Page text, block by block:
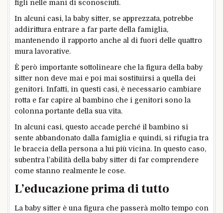
figli nelle mani di sconosciuti.
In alcuni casi, la baby sitter, se apprezzata, potrebbe
addirittura entrare a far parte della famiglia,
mantenendo il rapporto anche al di fuori delle quattro
mura lavorative.
È però importante sottolineare che la figura della baby
sitter non deve mai e poi mai sostituirsi a quella dei
genitori. Infatti, in questi casi, è necessario cambiare
rotta e far capire al bambino che i genitori sono la
colonna portante della sua vita.
In alcuni casi, questo accade perché il bambino si
sente abbandonato dalla famiglia e quindi, si rifugia tra
le braccia della persona a lui più vicina. In questo caso,
subentra l’abilità della baby sitter di far comprendere
come stanno realmente le cose.
L’educazione prima di tutto
La baby sitter è una figura che passerà molto tempo con